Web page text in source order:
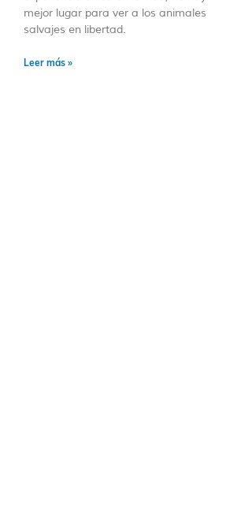
mejor lugar para ver a los animales
salvajes en libertad.
Leer más »